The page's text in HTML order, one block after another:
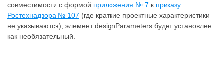
совместимости с формой приложения № 7 к приказу
Ростехнадзора № 107 (где краткие проектные характеристики
не указываются), элемент designParameters будет установлен
как необязательный.